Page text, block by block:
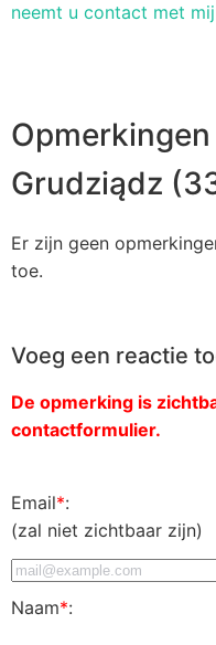
neemt u contact met
Opmerkingen
Grudziądz
Er zijn geen
toe.
Voeg een reactie
De opmerking is
contactformulier.
Email*:
(zal niet zichtbaar zijn)
Naam*: